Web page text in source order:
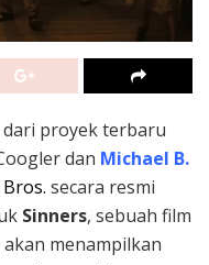
proyek terbaru
dan Michael B.
secara resmi
Sinners, sebuah film
menampilkan